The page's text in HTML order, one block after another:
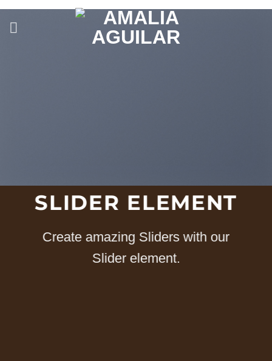
Saltar
SLIDER ELEMENT
Create amazing Sliders with our
Slider element.